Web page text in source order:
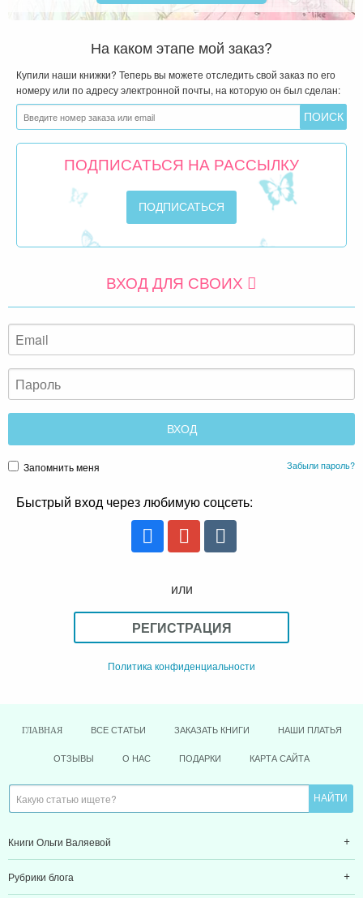
На каком этапе мой заказ?
Купили наши книжки? Теперь вы можете отследить свой заказ по его
номеру или по адресу электронной почты, на которую он был сделан:
ПОДПИСАТЬСЯ НА РАССЫЛКУ
ВХОД ДЛЯ СВОИХ
Запомнить меня Забыли пароль?
Быстрый вход через любимую соцсеть:
или
РЕГИСТРАЦИЯ
Политика конфиденциальности
ГЛАВНАЯ ВСЕ СТАТЬИ ЗАКАЗАТЬ КНИГИ НАШИ ПЛАТЬЯ
ОТЗЫВЫ О НАС ПОДАРКИ КАРТА САЙТА
Книги Ольги Валяевой
Рубрики блога